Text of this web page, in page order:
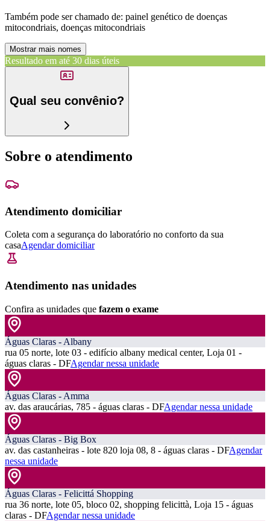
Também pode ser chamado de: painel genético de doenças
mitocondriais, doenças mitocondriais
Mostrar mais nomes
Resultado em até 30 dias úteis
Qual seu convênio?
Sobre o atendimento
Atendimento domiciliar
Coleta com a segurança do laboratório no conforto da sua
casaAgendar domiciliar
Atendimento nas unidades
Confira as unidades que fazem o exame
Águas Claras - Albany
rua 05 norte, lote 03 - edifício albany medical center, Loja 01 -
águas claras - DFAgendar nessa unidade
Águas Claras - Amma
av. das araucárias, 785 - águas claras - DFAgendar nessa unidade
Águas Claras - Big Box
av. das castanheiras - lote 820 loja 08, 8 - águas claras - DFAgendar
nessa unidade
Águas Claras - Felicittá Shopping
rua 36 norte, lote 05, bloco 02, shopping felicittà, Loja 15 - águas
claras - DFAgendar nessa unidade